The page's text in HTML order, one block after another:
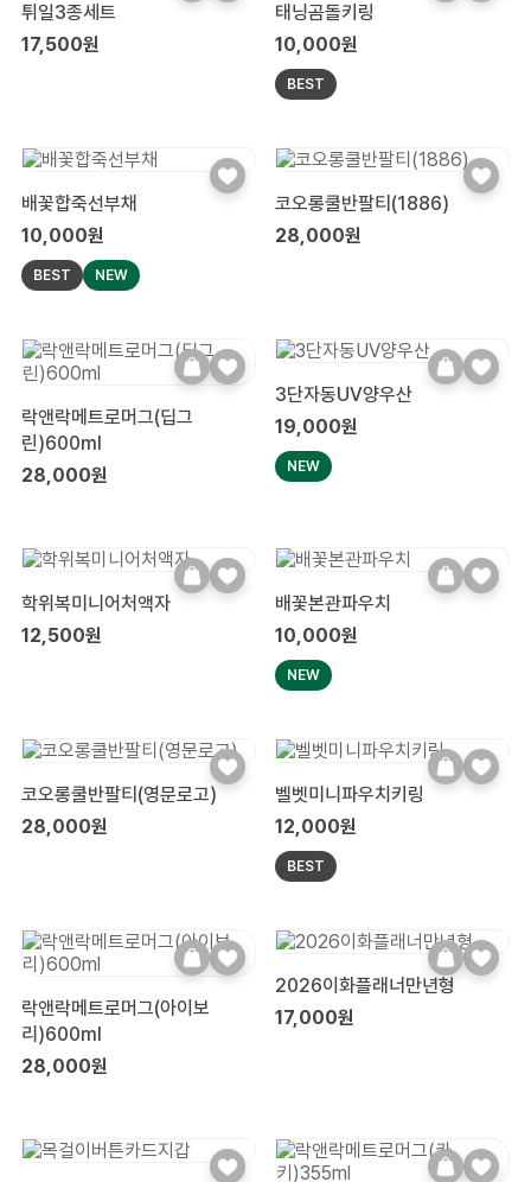
튀일3종세트
17,500원
태닝곰돌키링
10,000원
BEST
배꽃합죽선부채
10,000원
BEST NEW
코오롱쿨반팔티(1886)
28,000원
락앤락메트로머그(딥그
린)600ml
28,000원
3단자동UV양우산
19,000원
NEW
학위복미니어처액자
12,500원
배꽃본관파우치
10,000원
NEW
코오롱쿨반팔티(영문로고)
28,000원
벨벳미니파우치키링
12,000원
BEST
락앤락메트로머그(아이보
리)600ml
28,000원
2026이화플래너만년형
17,000원